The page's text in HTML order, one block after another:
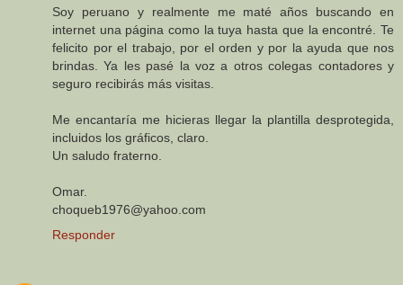
Soy peruano y realmente me maté años buscando en
internet una página como la tuya hasta que la encontré. Te
felicito por el trabajo, por el orden y por la ayuda que nos
brindas. Ya les pasé la voz a otros colegas contadores y
seguro recibirás más visitas.
Me encantaría me hicieras llegar la plantilla desprotegida,
incluidos los gráficos, claro.
Un saludo fraterno.
Omar.
choqueb1976@yahoo.com
Responder